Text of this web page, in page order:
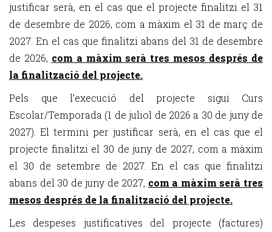
justificar serà, en el cas que el projecte finalitzi el 31
de desembre de 2026, com a màxim el 31 de març de
2027. En el cas que finalitzi abans del 31 de desembre
de 2026, com a màxim serà tres mesos després de
la finalització del projecte.
Pels que l’execució del projecte sigui Curs
Escolar/Temporada (1 de juliol de 2026 a 30 de juny de
2027). El termini per justificar serà, en el cas que el
projecte finalitzi el 30 de juny de 2027, com a màxim
el 30 de setembre de 2027. En el cas que finalitzi
abans del 30 de juny de 2027, com a màxim serà tres
mesos després de la finalització del projecte.
Les despeses justificatives del projecte (factures)